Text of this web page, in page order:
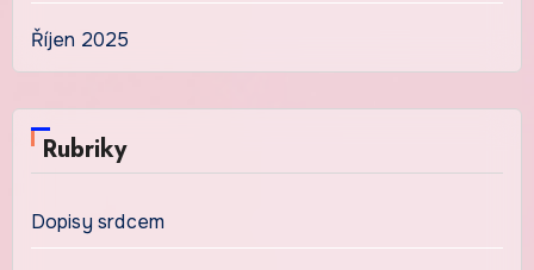
Říjen 2025
Rubriky
Dopisy srdcem